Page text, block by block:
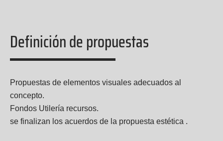
Definición de propuestas
Propuestas de elementos visuales adecuados al
concepto.
Fondos Utilería recursos.
se finalizan los acuerdos de la propuesta estética .